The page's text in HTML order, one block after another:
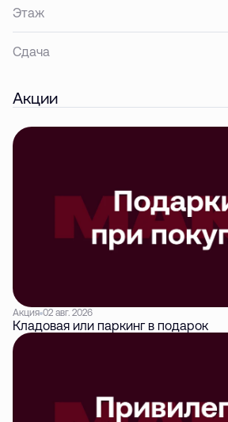
Этаж
Сдача
Акции
Акция 02 авг. 2026
Кладовая или паркинг в подарок